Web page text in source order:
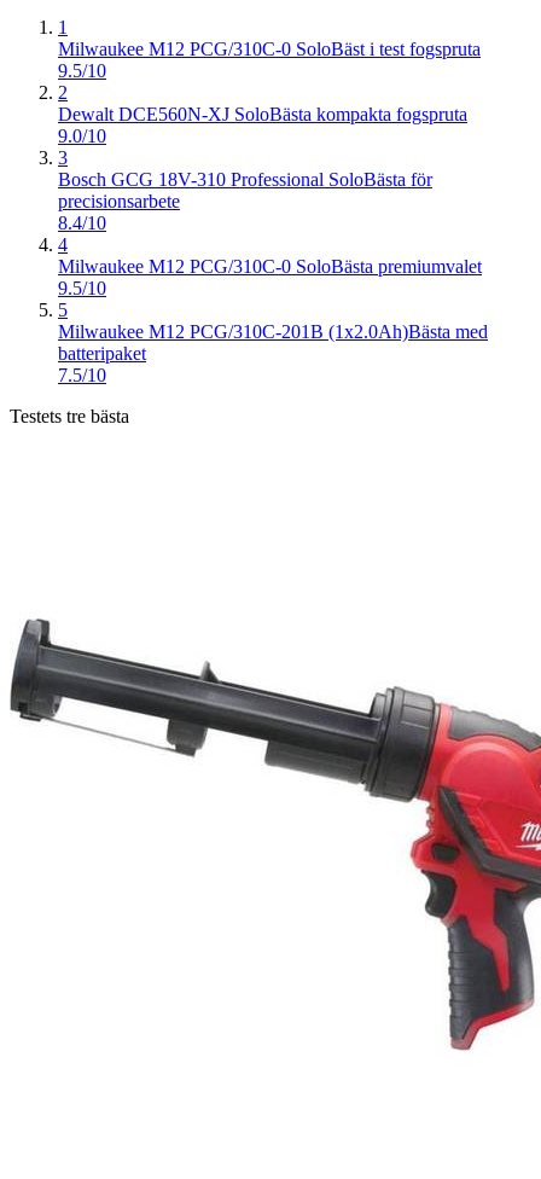
1
Milwaukee M12 PCG/310C-0 SoloBäst i test fogspruta
9.5/10
2
Dewalt DCE560N-XJ SoloBästa kompakta fogspruta
9.0/10
3
Bosch GCG 18V-310 Professional SoloBästa för
precisionsarbete
8.4/10
4
Milwaukee M12 PCG/310C-0 SoloBästa premiumvalet
9.5/10
5
Milwaukee M12 PCG/310C-201B (1x2.0Ah)Bästa med
batteripaket
7.5/10
Testets tre bästa